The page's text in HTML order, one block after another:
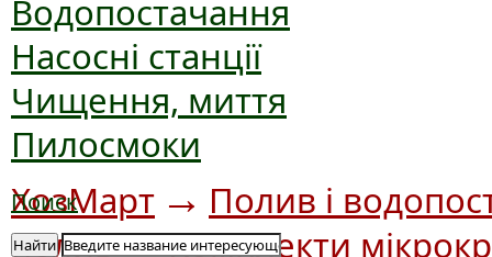
Водопостачання
Насосні станції
Чищення, миття
Пилосмоки
Поиск
Найти
ХозМарт → Полив і
полив→Комплекти